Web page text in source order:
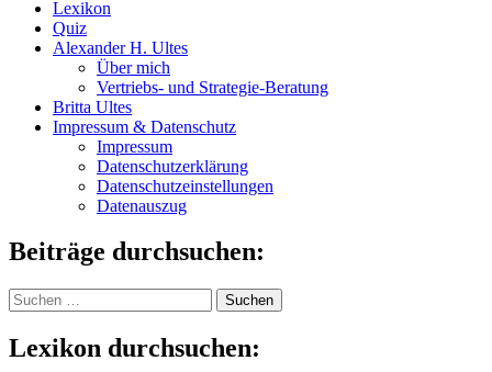
Lexikon
Quiz
Alexander H. Ultes
Über mich
Vertriebs- und Strategie-Beratung
Britta Ultes
Impressum & Datenschutz
Impressum
Datenschutzerklärung
Datenschutzeinstellungen
Datenauszug
Beiträge durchsuchen:
Suchen
nach:
Lexikon durchsuchen: